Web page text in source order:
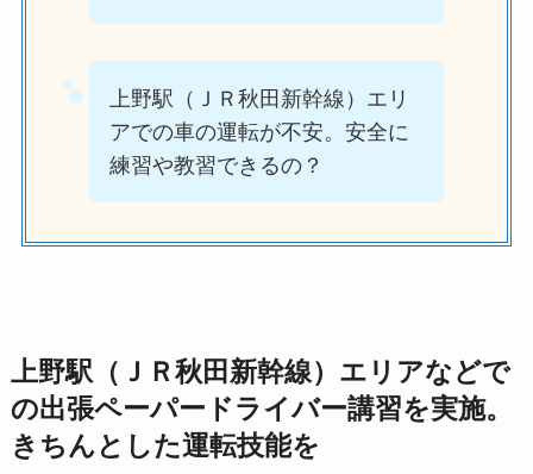
上野駅（ＪＲ秋田新幹線）エリ
アでの車の運転が不安。安全に
練習や教習できるの？
上野駅（ＪＲ秋田新幹線）エリアなどで
の出張ペーパードライバー講習を実施。
きちんとした運転技能を